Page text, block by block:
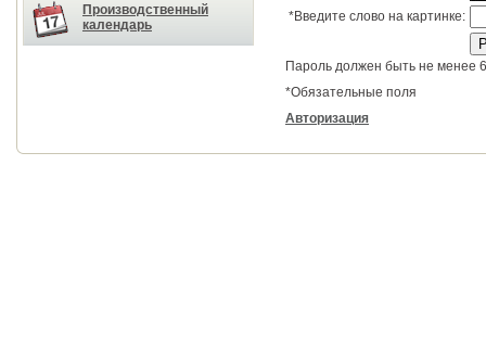
Производственный
календарь
*Введите слово на картинке:
Пароль должен быть не менее
*Обязательные поля
Авторизация